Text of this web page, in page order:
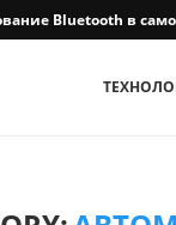
Bluetooth в